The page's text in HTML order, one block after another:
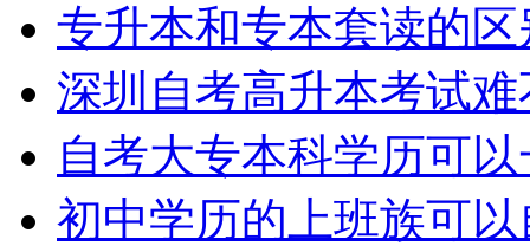
专升本和专本套读的区
深圳自考高升本考试
自考大专本科学历可
初中学历的上班族可